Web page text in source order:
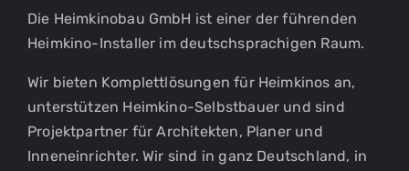
Die Heimkinobau GmbH ist einer der führenden
Heimkino-Installer im deutschsprachigen Raum.
Wir bieten Komplettlösungen für Heimkinos an,
unterstützen Heimkino-Selbstbauer und sind
Projektpartner für Architekten, Planer und
Inneneinrichter. Wir sind in ganz Deutschland, in